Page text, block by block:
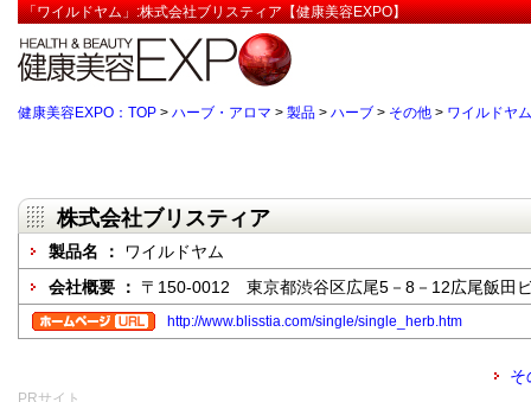
「ワイルドヤム」:株式会社ブリスティア【健康美容EXPO】
健康美容EXPO：TOP > ハーブ・アロマ > 製品 > ハーブ > その他 > ワイルドヤム
株式会社ブリスティア
製品名 ： ワイルドヤム
会社概要 ： 〒150-0012 東京都渋谷区広尾5－8－12広尾飯田
http://www.blisstia.com/single/single_herb.htm
そ
PRサイト